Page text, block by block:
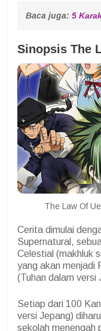
Baca juga: 5
Sinopsis The
The Law Of
Cerita dimulai
Supernatural,
Celestial (makhluk
yang akan menjadi
(Tuhan dalam versi
Setiap dari 100
versi Jepang)
sekolah menengah